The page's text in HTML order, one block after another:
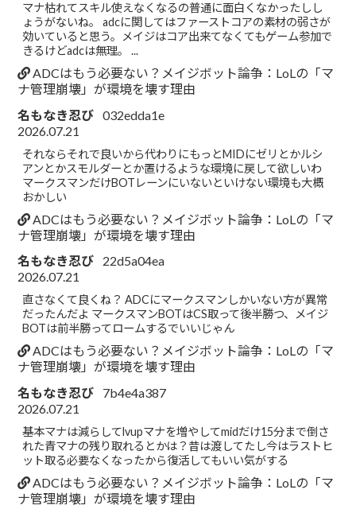
マナ枯れてスキル使えなくなるの普通に面白くなかったしし
ょうがないね。 adcに関してはファーストコアの素材の弱さが
効いていると思う。メイジはコア出来てなくてもゲーム参加で
きるけどadcは無理。 ...
ADCはもう必要ない？メイジボット論争：LoLの「マ
ナ管理崩壊」が環境を壊す理由
名もなき忍び 032edda1e
2026.07.21
それならそれで良いから代わりにもっとMIDにゼリとかルシ
アンとかスモルダーとか置けるような環境に戻して欲しいわ
マークスマンだけBOTレーンにいないといけない環境も大概
おかしい
ADCはもう必要ない？メイジボット論争：LoLの「マ
ナ管理崩壊」が環境を壊す理由
名もなき忍び
22d5a04ea
2026.07.21
直さなくて良くね？ ADCにマークスマンしかいない方が異常
だったんだよ マークスマンBOTはCS取って後半勝つ、メイジ
BOTは前半勝ってロームするでいいじゃん
ADCはもう必要ない？メイジボット論争：LoLの「マ
ナ管理崩壊」が環境を壊す理由
名もなき忍び
7b4e4a387
2026.07.21
基本マナは減らしてlvupマナを増やしてmidだけ15分まで倒さ
れた青マナの残り取れるとかは？昔は渡してたし今はラストヒ
ット取る必要なくなったから復活してもいい気がする
ADCはもう必要ない？メイジボット論争：LoLの「マ
ナ管理崩壊」が環境を壊す理由